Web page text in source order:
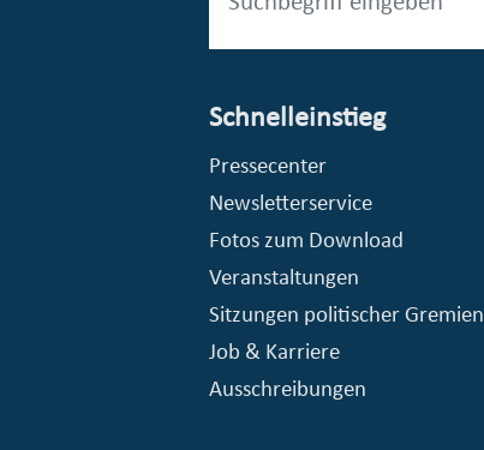
Schnelleinstieg
Pressecenter
Newsletterservice
Fotos zum Download
Veranstaltungen
Sitzungen politischer Gremien
Job & Karriere
Ausschreibungen
© Stadt Essen, Presse- und Kommunikationsamt